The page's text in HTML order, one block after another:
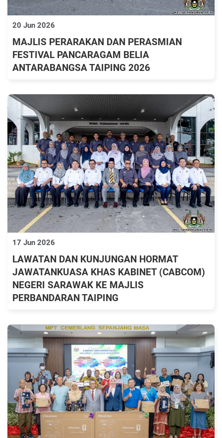
20 Jun 2026
MAJLIS PERARAKAN DAN PERASMIAN
FESTIVAL PANCARAGAM BELIA
ANTARABANGSA TAIPING 2026
17 Jun 2026
LAWATAN DAN KUNJUNGAN HORMAT
JAWATANKUASA KHAS KABINET (CABCOM)
NEGERI SARAWAK KE MAJLIS
PERBANDARAN TAIPING